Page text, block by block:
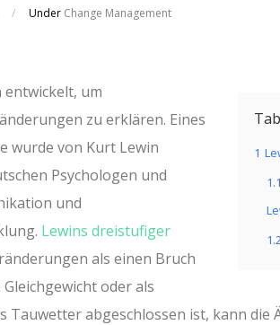
/ Under Change Management
1
1.1
entwickelt, um
zu erklären. Eines
wurde von Kurt Lewin
Psychologen und
und
Lewins dreistufiger
als einen Bruch
oder als
Tauwetter abgeschlossen ist, kann